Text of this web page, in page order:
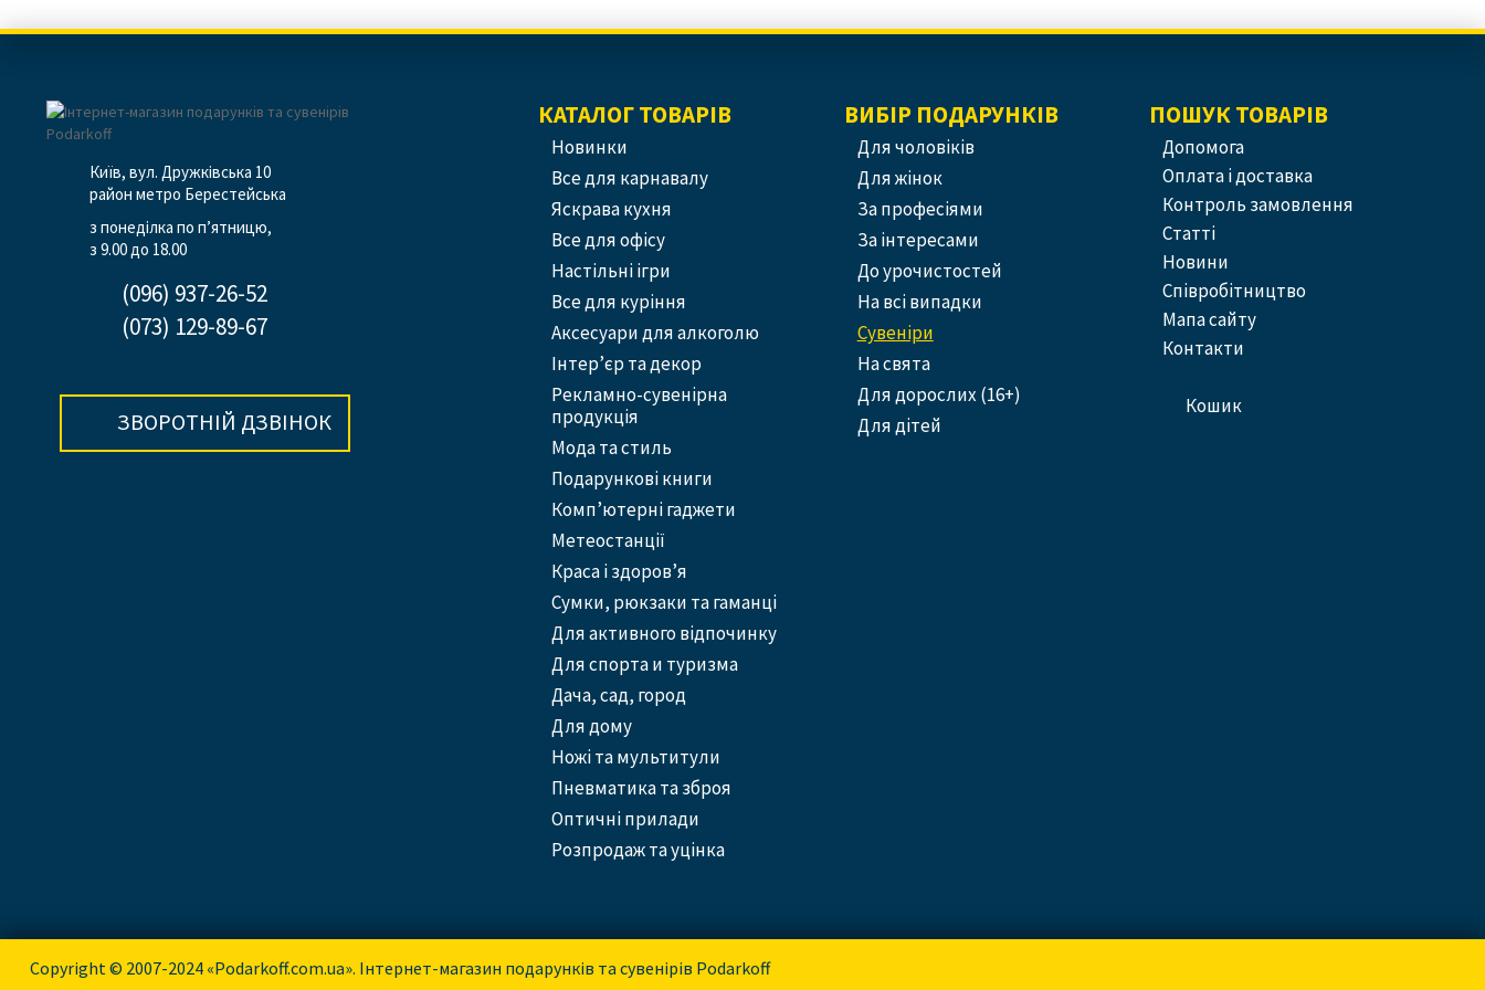
Київ, вул. Дружківська 10
район метро Берестейська
з понеділка по п’ятницю,
з 9.00 до 18.00
(096) 937-26-52
(073) 129-89-67
ЗВОРОТНІЙ ДЗВІНОК
КАТАЛОГ ТОВАРІВ
Новинки
Все для карнавалу
Яскрава кухня
Все для офісу
Настільні ігри
Все для куріння
Аксесуари для алкоголю
Інтер’єр та декор
Рекламно-сувенірна
продукція
Мода та стиль
Подарункові книги
Комп’ютерні гаджети
Метеостанції
Краса і здоров’я
Сумки, рюкзаки та гаманці
Для активного відпочинку
Для спорта и туризма
Дача, сад, город
Для дому
Ножі та мультитули
Пневматика та зброя
Оптичні прилади
Розпродаж та уцінка
ВИБІР ПОДАРУНКІВ
Для чоловіків
Для жінок
За професіями
За інтересами
До урочистостей
На всі випадки
Сувеніри
На свята
Для дорослих (16+)
Для дітей
ПОШУК ТОВАРІВ
допомога
оплата і доставка
контроль замовлення
статті
новини
співробітництво
Мапа сайту
контакти
кошик
Copyright © 2007-2024 «Podarkoff.com.ua». Інтернет-магазин подарунків та сувенірів Podarkoff